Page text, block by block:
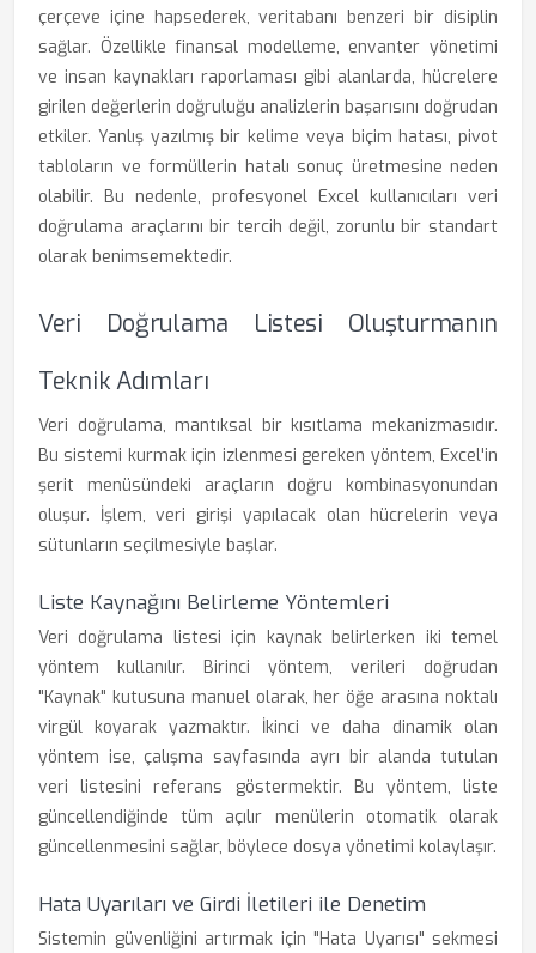
çerçeve içine hapsederek, veritabanı benzeri bir disiplin
sağlar. Özellikle finansal modelleme, envanter yönetimi
ve insan kaynakları raporlaması gibi alanlarda, hücrelere
girilen değerlerin doğruluğu analizlerin başarısını doğrudan
etkiler. Yanlış yazılmış bir kelime veya biçim hatası, pivot
tabloların ve formüllerin hatalı sonuç üretmesine neden
olabilir. Bu nedenle, profesyonel Excel kullanıcıları veri
doğrulama araçlarını bir tercih değil, zorunlu bir standart
olarak benimsemektedir.
Veri Doğrulama Listesi Oluşturmanın
Teknik Adımları
Veri doğrulama, mantıksal bir kısıtlama mekanizmasıdır.
Bu sistemi kurmak için izlenmesi gereken yöntem, Excel'in
şerit menüsündeki araçların doğru kombinasyonundan
oluşur. İşlem, veri girişi yapılacak olan hücrelerin veya
sütunların seçilmesiyle başlar.
Liste Kaynağını Belirleme Yöntemleri
Veri doğrulama listesi için kaynak belirlerken iki temel
yöntem kullanılır. Birinci yöntem, verileri doğrudan
"Kaynak" kutusuna manuel olarak, her öğe arasına noktalı
virgül koyarak yazmaktır. İkinci ve daha dinamik olan
yöntem ise, çalışma sayfasında ayrı bir alanda tutulan
veri listesini referans göstermektir. Bu yöntem, liste
güncellendiğinde tüm açılır menülerin otomatik olarak
güncellenmesini sağlar, böylece dosya yönetimi kolaylaşır.
Hata Uyarıları ve Girdi İletileri ile Denetim
Sistemin güvenliğini artırmak için "Hata Uyarısı" sekmesi